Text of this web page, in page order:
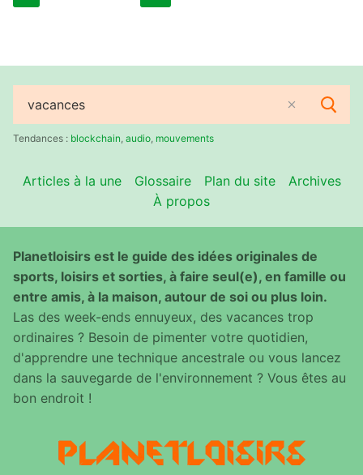
des
Rechercher
:Tendances : blockchain audio mouvements
Articles à la une Glossaire Plan du site
Archives
À propos
Planetloisirs est le guide des idées originales de
sports, loisirs et sorties, à faire seul(e), en famille ou
entre amis, à la maison, autour de soi ou plus loin.
Las des week-ends ennuyeux, des vacances trop
ordinaires ? Besoin de pimenter votre quotidien,
d'apprendre une technique ancestrale ou vous lancez
dans la sauvegarde de l'environnement ? Vous êtes au
bon endroit !